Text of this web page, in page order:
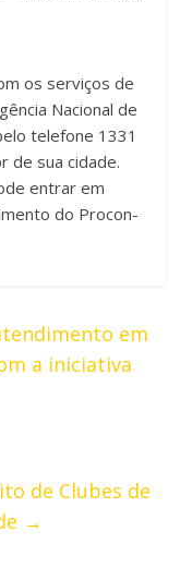
os serviços de
Nacional de
telefone 1331
de sua cidade.
entrar em
do Procon-
em
a iniciativa
de Clubes de
→